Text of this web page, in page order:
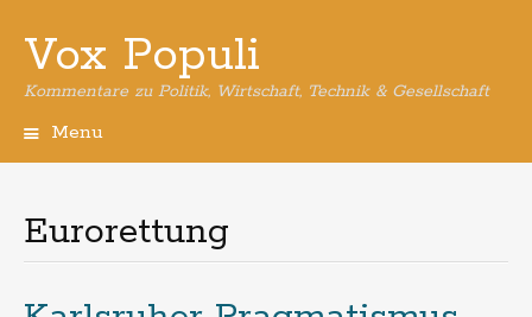
Vox Populi
Kommentare zu Politik, Wirtschaft, Technik & Gesellschaft
Menu
Eurorettung